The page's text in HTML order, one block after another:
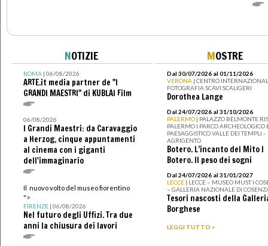
NOTIZIE
ROMA| 06/08/2026
ARTE.it media partner de "I
GRANDI MAESTRI" di KUBLAI Film
06/08/2026
I Grandi Maestri: da Caravaggio
a Herzog, cinque appuntamenti
al cinema con i giganti
dell'immaginario
Il nuovo volto del museo fiorentino
">
FIRENZE| 06/08/2026
Nel futuro degli Uffizi. Tra due
anni la chiusura dei lavori
MOSTRE
Dal 30/07/2026 al 01/11/2026
VERONA | CENTRO
FOTOGRAFIA SCAVI SCALIGERI
Dorothea Lange
Dal 24/07/2026 al 31/10/2026
PALERMO | PALAZZO BELMONTE
PALERMO I PARCO ARCHEOLOGICO
PAESAGGISTICO VALLE DEI TEMPLI -
AGRIGENTO
Botero. L’incanto del Mito I
Botero. Il peso dei sogni
Dal 24/07/2026 al 31/01/2027
LECCE | LECCE – MUSEO MUST I
– GALLERIA NAZIONALE DI
Tesori nascosti della
Borghese
LEGGI TUTTO >